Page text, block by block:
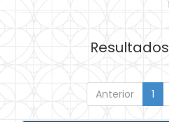
Resultados
Anterior 1